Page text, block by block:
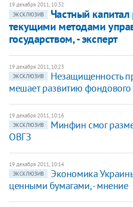
19 декабря 2011, 10:32
ЭКСКЛЮЗИВ
Частный капитал
текущими методами
государством, - эксперт
19 декабря 2011, 10:23
ЭКСКЛЮЗИВ
Незащищенность
мешает развитию
19 декабря 2011, 10:16
ЭКСКЛЮЗИВ
Минфин смог
ОВГЗ
19 декабря 2011, 10:14
ЭКСКЛЮЗИВ
Экономика
ценными бумагами, - мнение